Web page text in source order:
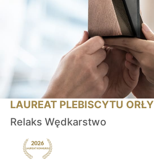
LAUREAT PLEBISCYTU ORŁY
Relaks Wędkarstwo